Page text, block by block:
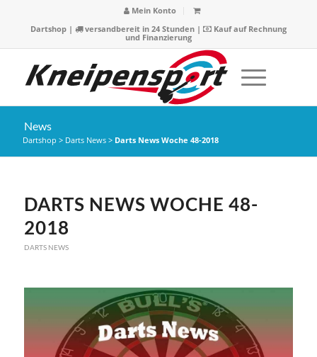
Mein Konto
Dartshop| versandbereit in 24 Stunden |
Kauf auf Rechnung
und Finanzierung
News
Dartshop > Darts News> Darts News Woche 48-2018
DARTS NEWS WOCHE 48-
2018
DARTS NEWS